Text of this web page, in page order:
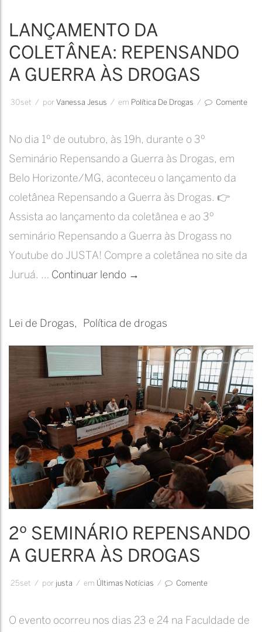
LANÇAMENTO DA
COLETÂNEA: REPENSANDO
A GUERRA ÀS DROGAS
30set / por Vanessa Jesus / em Política De Drogas / Comente
No dia 1º de outubro, às 19h, durante o 3º
Seminário Repensando a Guerra às Drogas, em
Belo Horizonte/MG, aconteceu o lançamento da
coletânea Repensando a Guerra às Drogas. 👉
Assista ao lançamento da coletânea e ao 3º
seminário Repensando a Guerra às Drogass no
Youtube do JUSTA! Compre a coletânea no site da
Juruá. … Continuar lendo Lançamento
a
Guerra
às
Drogas
→
Lei de Drogas Política de drogas
2º SEMINÁRIO REPENSANDO
A GUERRA ÀS DROGAS
25set / por Justa / em Últimas Notícias / Comente
O evento ocorreu nos dias 23 e 24 na Faculdade de